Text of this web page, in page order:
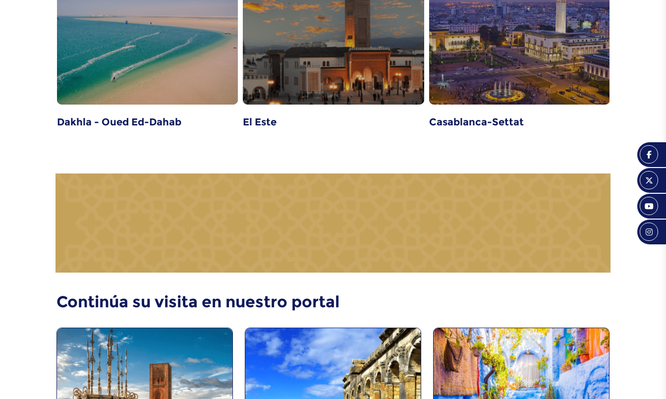
Caftan
Ahidus
Dakhla - Oued Ed-Dahab El Este Casablanca-Settat
Continúa su visita en nuestro portal